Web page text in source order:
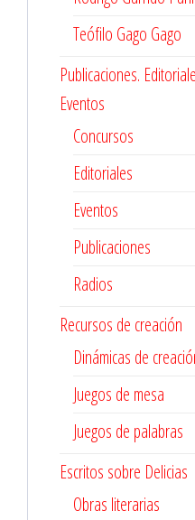
Teófilo Gago Gago
Publicaciones.
Eventos
Concursos
Editoriales
Eventos
Publicaciones
Radios
Recursos de creación
Dinámicas de
Juegos de mesa
Juegos de palabras
Escritos sobre Delicias
Obras literarias